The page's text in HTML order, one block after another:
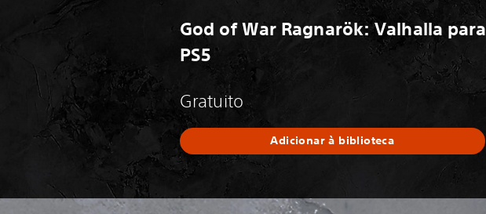
God of War Ragnarök: Valhalla para
PS5
Gratuito
Adicionar à biblioteca